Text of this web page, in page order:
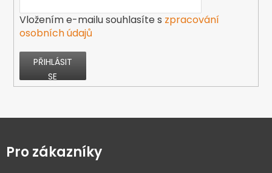
Vložením e-mailu souhlasíte s zpracování
osobních údajů
PŘIHLÁSIT
SE
pPro zákazníky